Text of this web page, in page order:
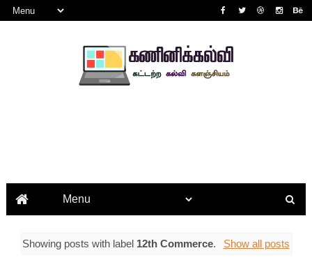
Showing posts with label 12th Commerce. Show all posts